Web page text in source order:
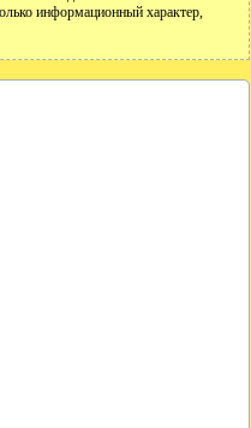
информационный характер,